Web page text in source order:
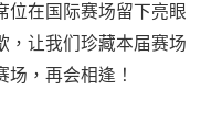
位在国际赛场留下亮眼
，让我们珍藏本届赛场
，再会相逢！